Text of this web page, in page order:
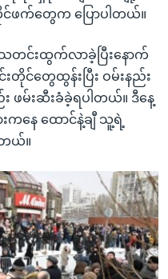
က်တွေက ပြောပါတယ်။
သတင်းထွက်လာခဲ့ပြီးနောက်
တိုင်တွေထွန်းပြီး ဝမ်းနည်း
ဖမ်းဆီးခံခဲ့ရပါတယ်။ ဒီနေ့
ကနေ ထောင်နဲ့ချီ သူ့ရဲ့
တယ်။